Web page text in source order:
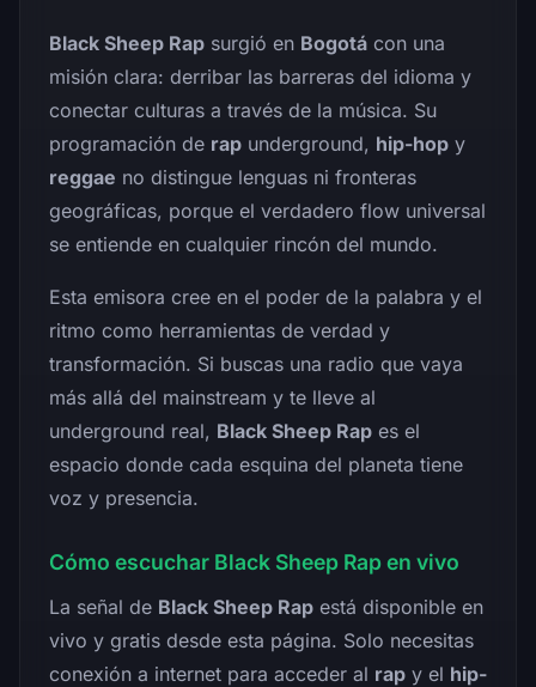
Black Sheep Rap surgió en Bogotá con una
misión clara: derribar las barreras del idioma y
conectar culturas a través de la música. Su
programación de rap underground, hip-hop y
reggae no distingue lenguas ni fronteras
geográficas, porque el verdadero flow universal
se entiende en cualquier rincón del mundo.
Esta emisora cree en el poder de la palabra y el
ritmo como herramientas de verdad y
transformación. Si buscas una radio que vaya
más allá del mainstream y te lleve al
underground real, Black Sheep Rap es el
espacio donde cada esquina del planeta tiene
voz y presencia.
Cómo escuchar Black Sheep Rap en vivo
La señal de Black Sheep Rap está disponible en
vivo y gratis desde esta página. Solo necesitas
conexión a internet para acceder al rap y el hip-